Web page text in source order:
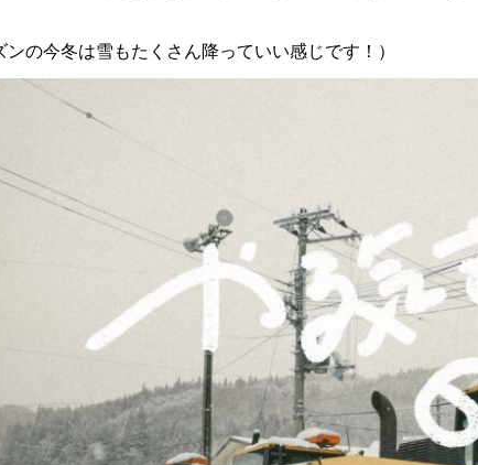
ンの今冬は雪もたくさん降っていい感じです！）